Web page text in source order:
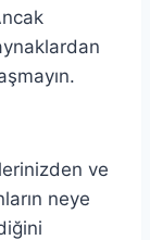
ve
neye